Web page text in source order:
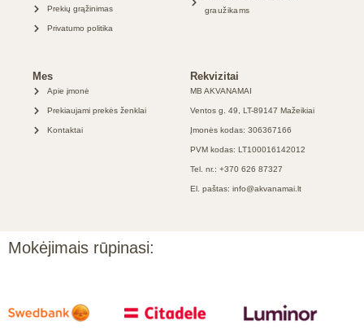
Prekių grąžinimas
Privatumo politika
graužikams
Mes
Apie įmonė
Prekiaujami prekės ženklai
Kontaktai
Rekvizitai
MB AKVANAMAI
Ventos g. 49, LT-89147 Mažeikiai
Įmonės kodas: 306367166
PVM kodas: LT100016142012
Tel. nr.: +370 626 87327
El. paštas: info@akvanamai.lt
Mokėjimais rūpinasi: